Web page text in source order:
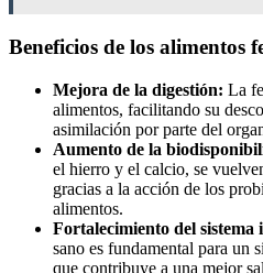
Beneficios de los alimentos
Mejora de la digestión: La
alimentos, facilitando su
asimilación por parte del
Aumento de la
el hierro y el calcio, se
gracias a la acción de los
alimentos.
Fortalecimiento del sistema
sano es fundamental para un
que contribuye a una mejor